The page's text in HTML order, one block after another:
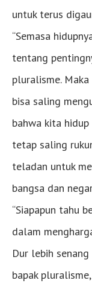
untuk terus
“Semasa
tentang
pluralisme.
bisa saling
bahwa kita
tetap saling
teladan untuk
bangsa dan
“Siapapun tahu
dalam
Dur lebih
bapak